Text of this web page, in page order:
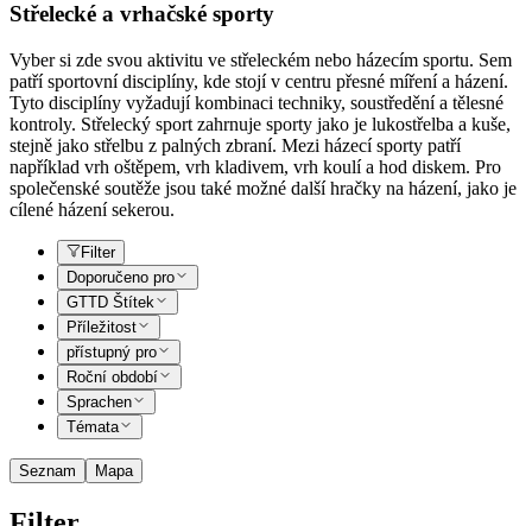
Střelecké a vrhačské sporty
Vyber si zde svou aktivitu ve střeleckém nebo házecím sportu. Sem
patří sportovní disciplíny, kde stojí v centru přesné míření a házení.
Tyto disciplíny vyžadují kombinaci techniky, soustředění a tělesné
kontroly. Střelecký sport zahrnuje sporty jako je lukostřelba a kuše,
stejně jako střelbu z palných zbraní. Mezi házecí sporty patří
například vrh oštěpem, vrh kladivem, vrh koulí a hod diskem. Pro
společenské soutěže jsou také možné další hračky na házení, jako je
cílené házení sekerou.
Filter
Doporučeno pro
GTTD Štítek
Příležitost
přístupný pro
Roční období
Sprachen
Témata
Seznam Mapa